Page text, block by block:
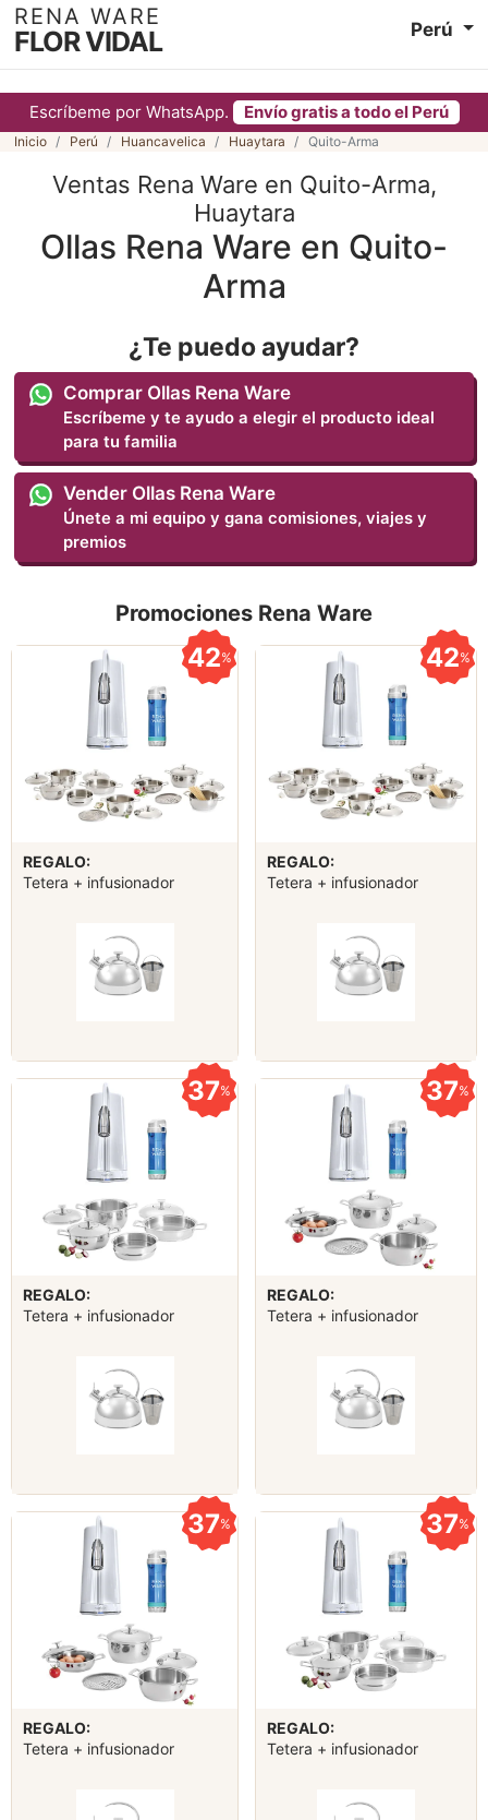
Escríbeme por WhatsApp. Envío gratis a todo el Perú
RENA WARE
FLOR VIDAL Perú
Inicio Perú Huancavelica Huaytara Quito-Arma
Ventas Rena Ware en Quito-Arma,
Huaytara
Ollas Rena Ware en Quito-
Arma
¿Te puedo ayudar?
Comprar Ollas Rena Ware
Escríbeme y te ayudo a elegir el producto ideal
para tu familia
Vender Ollas Rena Ware
Únete a mi equipo y gana comisiones, viajes y
premios
Promociones Rena Ware
42%
REGALO:
Tetera + infusionador
42%
REGALO:
Tetera + infusionador
37%
REGALO:
Tetera + infusionador
37%
REGALO:
Tetera + infusionador
37%
REGALO:
Tetera + infusionador
37%
REGALO:
Tetera + infusionador